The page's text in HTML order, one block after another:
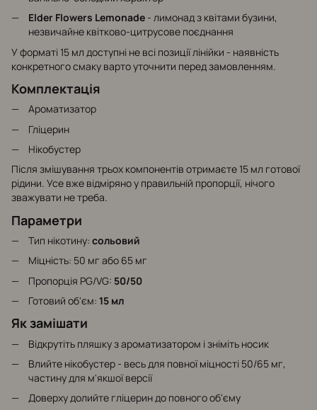
Elder Flowers Lemonade - лимонад з квітами бузини,
незвичайне квітково-цитрусове поєднання
У форматі 15 мл доступні не всі позиції лінійки - наявність
конкретного смаку варто уточнити перед замовленням.
Комплектація
Ароматизатор
Гліцерин
Нікобустер
Після змішування трьох компонентів отримаєте 15 мл готової
рідини. Усе вже відміряно у правильній пропорції, нічого
зважувати не треба.
Параметри
Тип нікотину: сольовий
Міцність: 50 мг або 65 мг
Пропорція PG/VG: 50/50
Готовий об'єм: 15 мл
Як замішати
Відкрутіть пляшку з ароматизатором і зніміть носик
Влийте нікобустер - весь для повної міцності 50/65 мг,
частину для м'якшої версії
Доверху долийте гліцерин до повного об'єму